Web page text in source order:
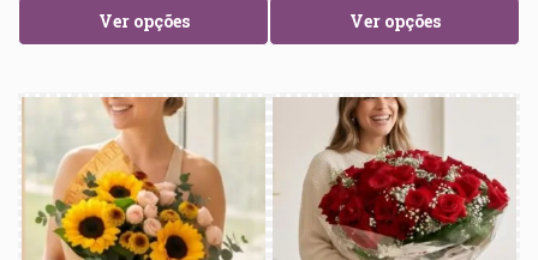
Ver opções Ver opções